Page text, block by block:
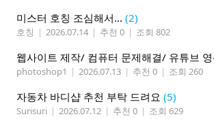
미스터 호칭 조심해서... (2)
호칭 | 2026.07.14 | 추천 0 | 조회 802
photoshop1 | 2026.07.13 | 추천 0 | 조회 260
자동차 바디샵 추천 부탁 드려요 (5)
Surisuri | 2026.07.12 | 추천 0 | 조회 629